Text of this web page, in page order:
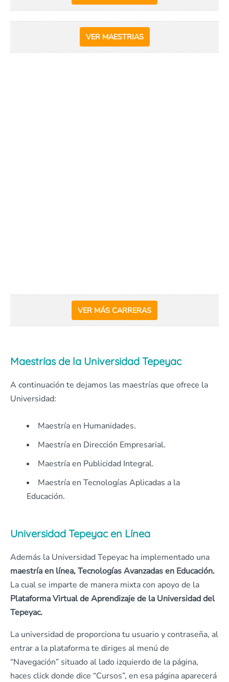
VER MAESTRIAS
VER MÁS CARRERAS
Maestrías de la Universidad Tepeyac
A continuación te dejamos las maestrías que ofrece la
Universidad:
Maestría en Humanidades.
Maestría en Dirección Empresarial.
Maestría en Publicidad Integral.
Maestría en Tecnologías Aplicadas a la
Educación.
Universidad Tepeyac en Línea
Además la Universidad Tepeyac ha implementado una
maestría en línea, Tecnologías Avanzadas en Educación.
La cual se imparte de manera mixta con apoyo de la
Plataforma Virtual de Aprendizaje de la Universidad del
Tepeyac.
La universidad de proporciona tu usuario y contraseña, al
entrar a la plataforma te diriges al menú de
“Navegación” situado al lado izquierdo de la página,
haces click donde dice “Cursos”, en esa página aparecerá